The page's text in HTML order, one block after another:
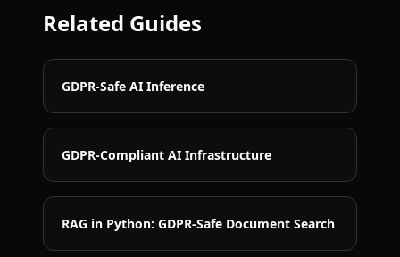
Related Guides
GDPR-Safe AI Inference
GDPR-Compliant AI Infrastructure
RAG in Python: GDPR-Safe Document Search